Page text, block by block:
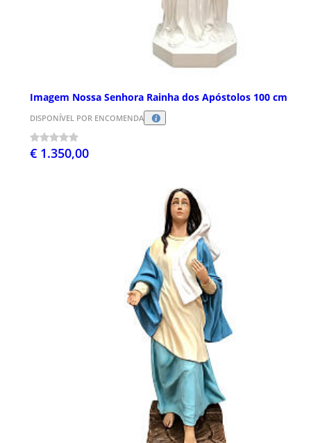
Imagem Nossa Senhora Rainha dos Apóstolos 100 cm
DISPONÍVEL POR ENCOMENDA
€ 1.350,00